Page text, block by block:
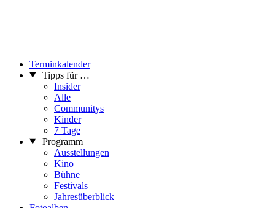
Terminkalender
Tipps für …
Insider
Alle
Communitys
Kinder
7 Tage
Programm
Ausstellungen
Kino
Bühne
Festivals
Jahresüberblick